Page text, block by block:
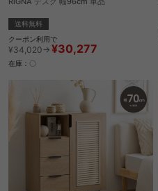
送料無料
クーポン利用で
¥34,020→ ¥30,277
在庫：〇